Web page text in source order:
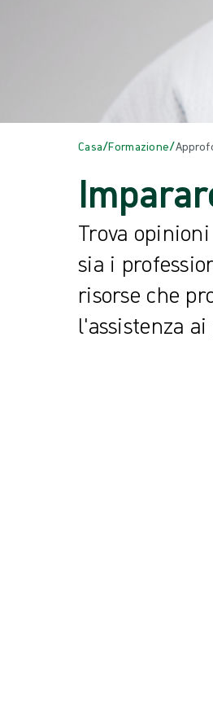
Casa/Formazione/
Trova
sia i
risorse che
l'assistenza